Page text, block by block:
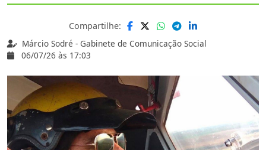
Márcio Sodré - Gabinete de Comunicação Social
06/07/26 às 17:03
Compartilhe: